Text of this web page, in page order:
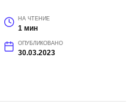
НА ЧТЕНИЕ
1 мин
ОПУБЛИКОВАНО
30.03.2023